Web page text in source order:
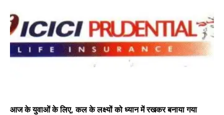
आज के युवाओं के लिए, कल के लक्ष्यों को ध्यान में रखकर बनाया गया